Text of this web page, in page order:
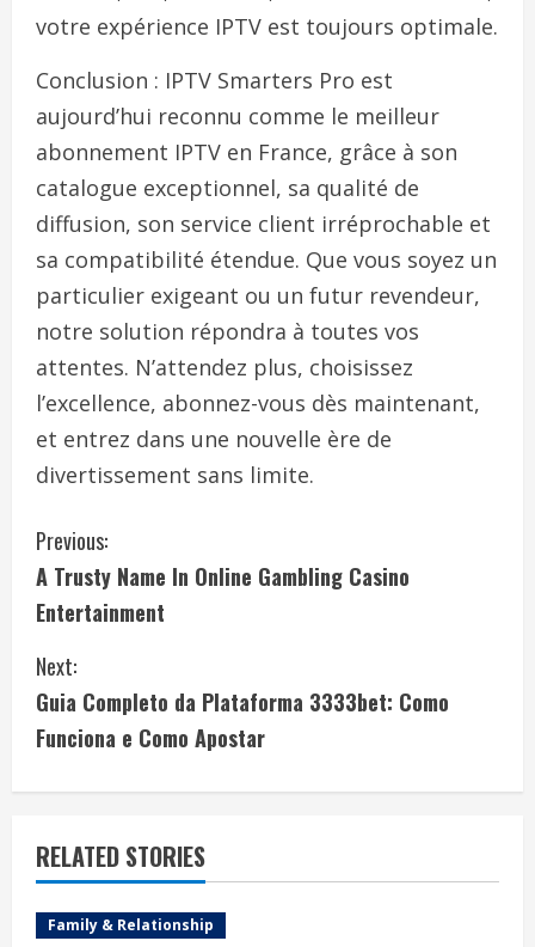
votre expérience IPTV est toujours optimale.
Conclusion : IPTV Smarters Pro est
aujourd’hui reconnu comme le meilleur
abonnement IPTV en France, grâce à son
catalogue exceptionnel, sa qualité de
diffusion, son service client irréprochable et
sa compatibilité étendue. Que vous soyez un
particulier exigeant ou un futur revendeur,
notre solution répondra à toutes vos
attentes. N’attendez plus, choisissez
l’excellence, abonnez-vous dès maintenant,
et entrez dans une nouvelle ère de
divertissement sans limite.
C
o
n
t
i
n
u
e
Previous:
A Trusty Name In Online Gambling Casino
Entertainment
Next:
Guia Completo da Plataforma 3333bet: Como
Funciona e Como Apostar
RELATED STORIES
Family & Relationship